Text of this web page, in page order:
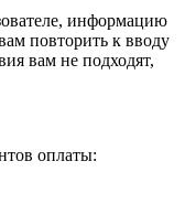
информацию
повторить к вводу
вам не подходят,
оплаты: